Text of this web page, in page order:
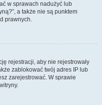
w sprawach nadużyć lub
a także nie są punktem
prawnych.
rejestracji, aby nie rejestrowały
zablokować twój adres IP lub
zarejestrować. W sprawie